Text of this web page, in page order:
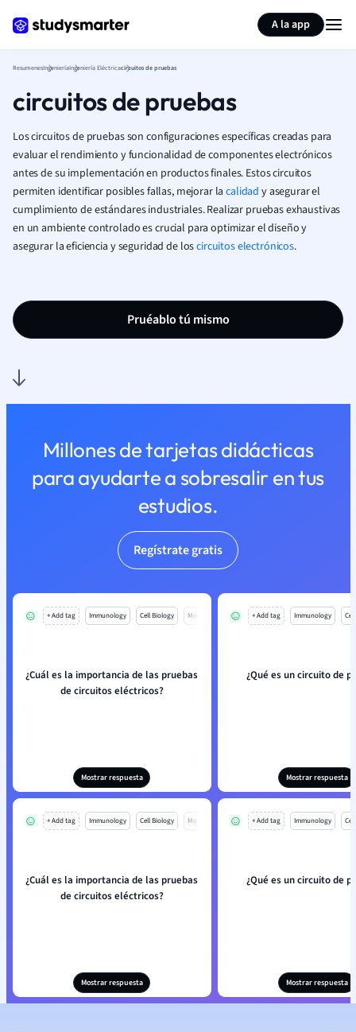
A la app
ResumenesIngenieríaIngeniería Eléctricacircuitos de pruebas
circuitos de pruebas
Los circuitos de pruebas son configuraciones específicas creadas para
evaluar el rendimiento y funcionalidad de componentes electrónicos
antes de su implementación en productos finales. Estos circuitos
permiten identificar posibles fallas, mejorar lacalidad y asegurar el
cumplimiento de estándares industriales. Realizar pruebas exhaustivas
en un ambiente controlado es crucial para optimizar el diseño y
asegurar la eficiencia y seguridad de loscircuitos electrónicos.
Pruéablo tú mismo
Millones de tarjetas didácticas
para ayudarte a sobresalir en tus
estudios.
Regístrate gratis
+ Add tag Immunology Cell Biology Mo
¿Cuál es la importancia de las pruebas
de circuitos eléctricos?
Mostrar respuesta
+ Add tag Immunology
¿Qué es un circuito de
Mostrar respuesta
+ Add tag Immunology Cell Biology Mo
¿Cuál es la importancia de las pruebas
de circuitos eléctricos?
Mostrar respuesta
+ Add tag Immunology
¿Qué es un circuito de
Mostrar respuesta
Resumir página